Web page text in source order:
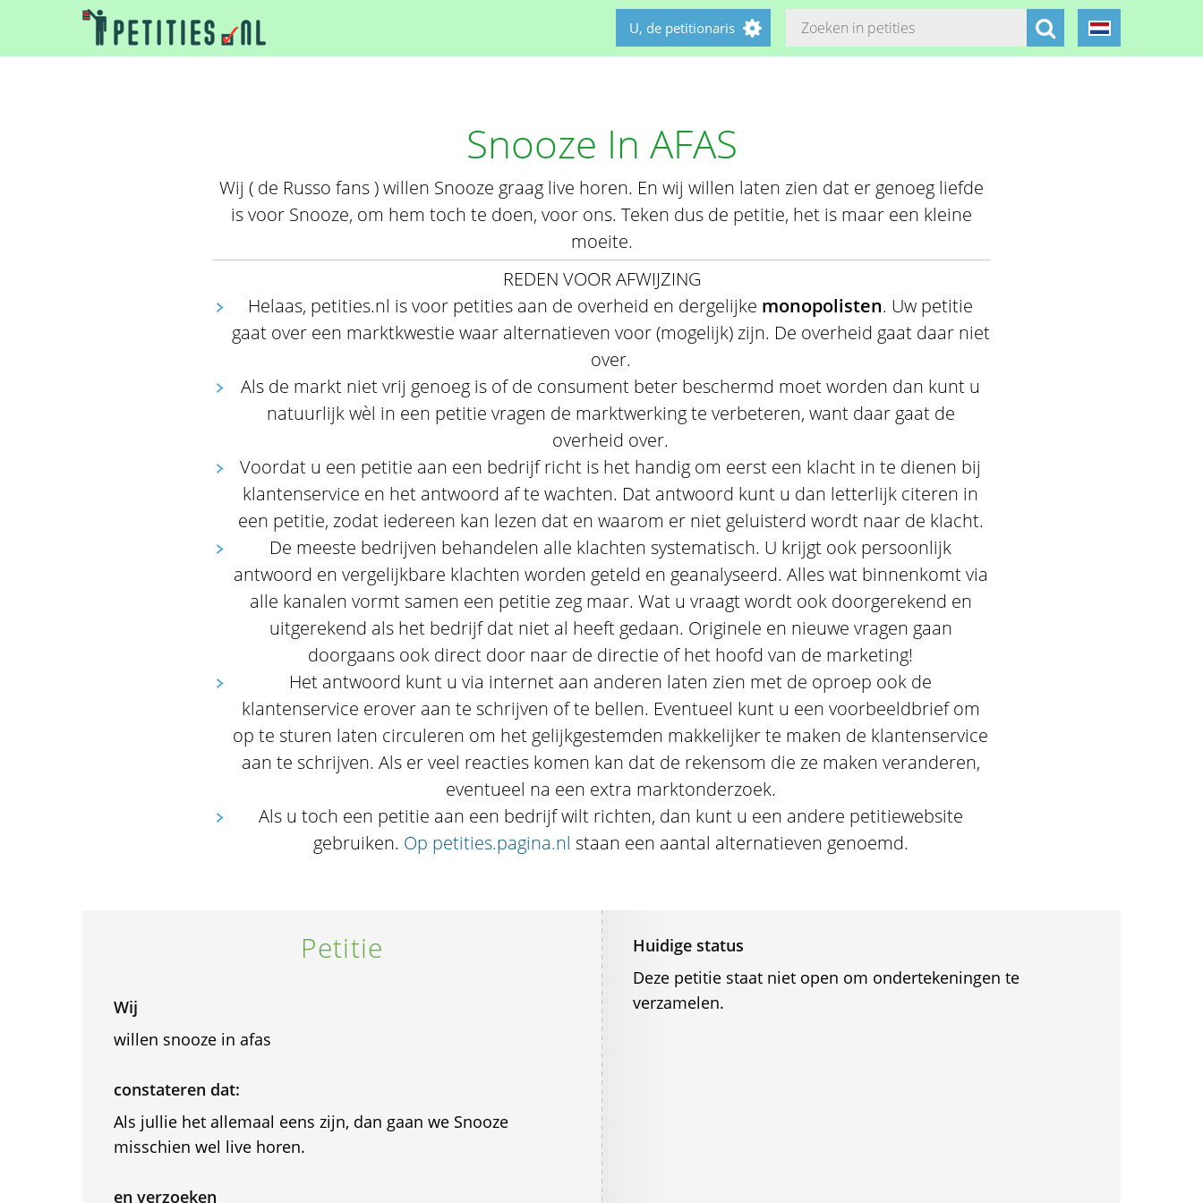
U, de petitionaris
Snooze In AFAS
Wij ( de Russo fans ) willen Snooze graag live horen. En wij willen laten zien dat er genoeg liefde
is voor Snooze, om hem toch te doen, voor ons. Teken dus de petitie, het is maar een kleine
moeite.
REDEN VOOR AFWIJZING
Helaas, petities.nl is voor petities aan de overheid en dergelijke monopolisten. Uw petitie
gaat over een marktkwestie waar alternatieven voor (mogelijk) zijn. De overheid gaat daar niet
over.
Als de markt niet vrij genoeg is of de consument beter beschermd moet worden dan kunt u
natuurlijk wèl in een petitie vragen de marktwerking te verbeteren, want daar gaat de
overheid over.
Voordat u een petitie aan een bedrijf richt is het handig om eerst een klacht in te dienen bij
klantenservice en het antwoord af te wachten. Dat antwoord kunt u dan letterlijk citeren in
een petitie, zodat iedereen kan lezen dat en waarom er niet geluisterd wordt naar de klacht.
De meeste bedrijven behandelen alle klachten systematisch. U krijgt ook persoonlijk
antwoord en vergelijkbare klachten worden geteld en geanalyseerd. Alles wat binnenkomt via
alle kanalen vormt samen een petitie zeg maar. Wat u vraagt wordt ook doorgerekend en
uitgerekend als het bedrijf dat niet al heeft gedaan. Originele en nieuwe vragen gaan
doorgaans ook direct door naar de directie of het hoofd van de marketing!
Het antwoord kunt u via internet aan anderen laten zien met de oproep ook de
klantenservice erover aan te schrijven of te bellen. Eventueel kunt u een voorbeeldbrief om
op te sturen laten circuleren om het gelijkgestemden makkelijker te maken de klantenservice
aan te schrijven. Als er veel reacties komen kan dat de rekensom die ze maken veranderen,
eventueel na een extra marktonderzoek.
Als u toch een petitie aan een bedrijf wilt richten, dan kunt u een andere petitiewebsite
gebruiken. Op petities.pagina.nl staan een aantal alternatieven genoemd.
Petitie
Wij
willen snooze in afas
constateren dat:
Als jullie het allemaal eens zijn, dan gaan we Snooze
misschien wel live horen.
en verzoeken
Huidige status
Deze petitie staat niet open om ondertekeningen te
verzamelen.